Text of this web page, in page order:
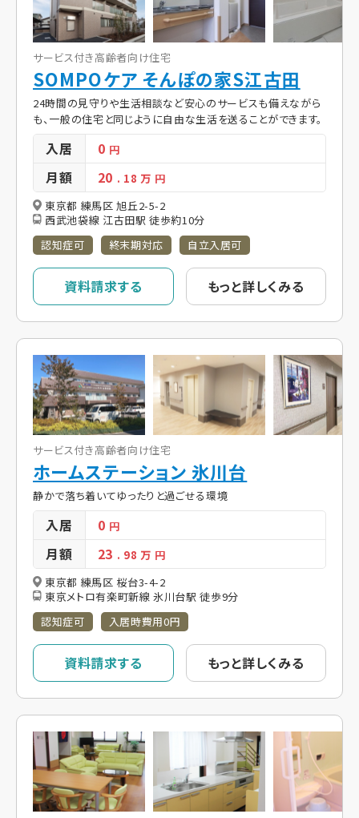
サービス付き高齢者向け住宅
SOMPOケア そんぽの家S江古田
24時間の見守りや生活相談など安心のサービスも備えながら
も、一般の住宅と同じように自由な生活を送ることができます。
入居 0 円
月額 20 . 18万 円
東京都 練馬区 旭丘2-5-2
西武池袋線 江古田駅 徒歩約10分
認知症可
終末期対応 自立入居可
資料請求する もっと詳しくみる
サービス付き高齢者向け住宅
ホームステーション 氷川台
静かで落ち着いてゆったりと過ごせる環境
入居 0 円
月額 23 . 98万 円
東京都 練馬区 桜台3-4-2
東京メトロ有楽町新線 氷川台駅 徒歩9分
認知症可
入居時費用0円
資料請求する もっと詳しくみる